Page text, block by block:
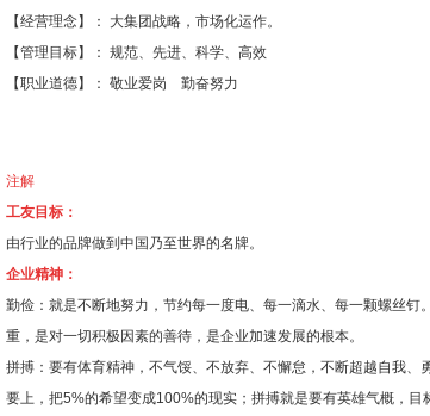
【经营理念】： 大集团战略，市场化运作。
【管理目标】： 规范、先进、科学、高效
【职业道德】： 敬业爱岗 勤奋努力
注解
工友目标：
由行业的品牌做到中国乃至世界的名牌。
企业精神：
勤俭：就是不断地努力，节约每一度电、每一滴水、每一颗螺丝
重，是对一切积极因素的善待，是企业加速发展的根本。
拼搏：要有体育精神，不气馁、不放弃、不懈怠，不断超越自我
要上，把5%的希望变成100%的现实；拼搏就是要有英雄气概，目